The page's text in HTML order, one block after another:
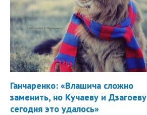
Ганчаренко: «Влашича сложно
заменить, но Кучаеву и Дзагоеву
сегодня это удалось»